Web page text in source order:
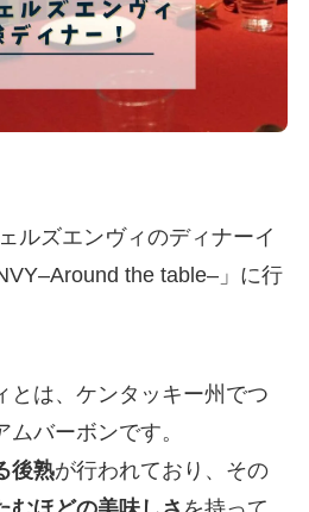
ルズエンヴィのディナーイ
the table–​」に行
とは、ケンタッキー州でつ
バーボンです。
後熟が行われており、その